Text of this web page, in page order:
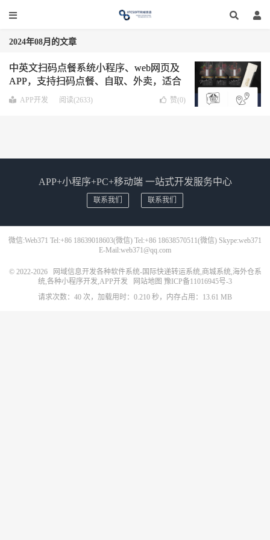
2024年08月的文章
中英文扫码点餐系统小程序、web网页及
APP，支持扫码点餐、自取、外卖，适合
餐饮及其他商品行业
APP开发 阅读(2633) 赞(0)
APP+小程序+PC+移动端 一站式开发服务中心
联系我们 联系我们
微信:Web371 Tel:+86 18639018603(微信) Tel:+86 18638570511(微信) Skype:web371
E-Mail:web371@qq.com
© 2022-2026
网域信息开发各种软件系统-国际快递转运系统,商城系统,海外仓系
统,各种小程序开发,APP开发
网站地图 豫ICP备11016945号-3
请求次数：40 次，加载用时：0.210 秒，内存占用：13.61 MB